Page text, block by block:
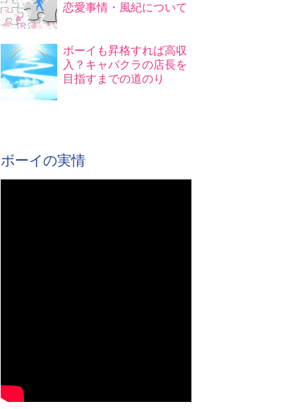
恋愛事情・風紀について
ボーイも昇格すれば高収
入？キャバクラの店長を
目指すまでの道のり
ボーイの実情